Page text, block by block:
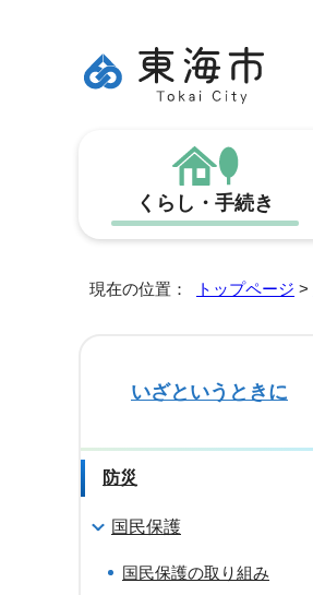
くらし・手続き
現在の位置： トップページ >
いざというときに
防災
国民保護
国民保護の取り組み